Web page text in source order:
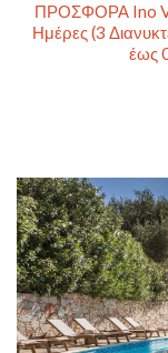
ΠΡΟΣΦΟΡΑ Ino
Ημέρες (3
έως